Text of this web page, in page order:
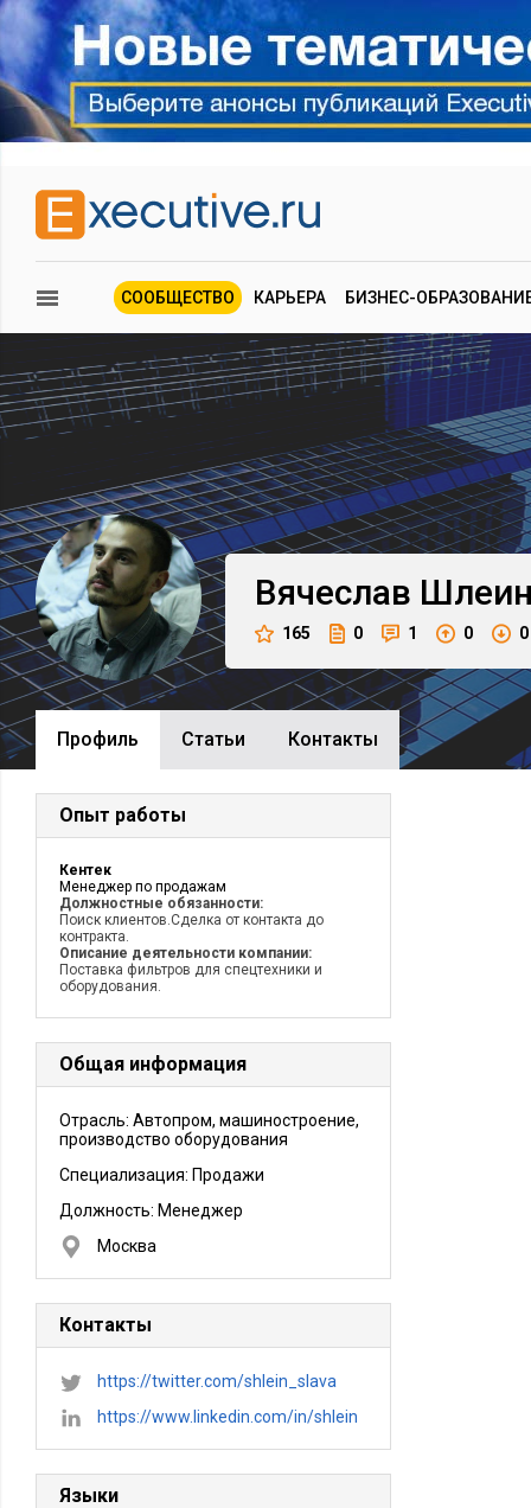
СООБЩЕСТВО КАРЬЕРА БИЗНЕС-
Вячеслав
165 0 1 0 0
Профиль Cтатьи Контакты
Опыт работы
Кентек
Менеджер по продажам
Должностные обязанности:
Поиск клиентов.Сделка от контакта до
контракта.
Описание деятельности компании:
Поставка фильтров для спецтехники и
оборудования.
Общая информация
Отрасль: Автопром, машиностроение,
производство оборудования
Специализация: Продажи
Должность: Менеджер
Москва
Контакты
https://twitter.com/shlein_slava
https://www.linkedin.com/in/shlein
Языки